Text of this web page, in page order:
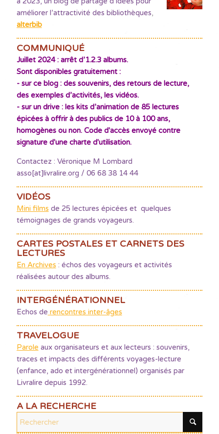
améliorer l’attractivité des bibliothèques,
alterbib
COMMUNIQUÉ
Juillet 2024 : arrêt d’1.2.3 albums.
Sont disponibles gratuitement :
- sur ce blog : des souvenirs, des retours de lecture,
des exemples d’activités, les vidéos.
- sur un drive : les kits d’animation de 85 lectures
épicées à offrir à des publics de 10 à 100 ans,
homogènes ou non. Code d'accès envoyé contre
signature d'une charte d'utilisation.
Contactez : Véronique M Lombard
asso[at]livralire.org / 06 68 38 14 44
VIDÉOS
Mini films de 25 lectures épicées et quelques
témoignages de grands voyageurs.
CARTES POSTALES ET CARNETS DES
LECTURES
En Archives : échos des voyageurs et activités
réalisées autour des albums.
INTERGÉNÉRATIONNEL
Echos de rencontres inter-âges
TRAVELOGUE
Parole aux organisateurs et aux lecteurs : souvenirs,
traces et impacts des différents voyages-lecture
(enfance, ado et intergénérationnel) organisés par
Livralire depuis 1992.
A LA RECHERCHE